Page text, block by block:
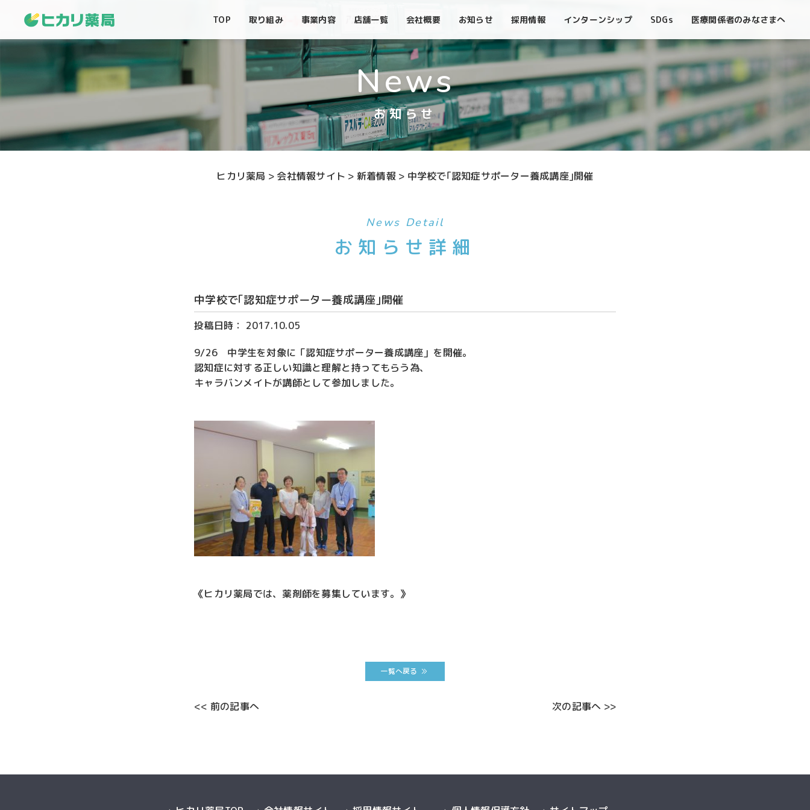
TOP 取り組み 事業内容 店舗一覧 会社概要 お知らせ 採用情報 インターンシップ SDGs 医療関係者のみなさまへ
News
お知らせ
ヒカリ薬局 > 会社情報サイト > 新着情報 > 中学校で｢認知症サポーター養成講座｣開催
News Detail
お知らせ詳細
中学校で｢認知症サポーター養成講座｣開催
投稿日時： 2017.10.05
9/26 中学生を対象に「認知症サポーター養成講座」を開催。
認知症に対する正しい知識と理解と持ってもらう為、
キャラバンメイトが講師として参加しました。
《ヒカリ薬局では、薬剤師を募集しています。》
一覧へ戻る
<< 前の記事へ 次の記事へ >>